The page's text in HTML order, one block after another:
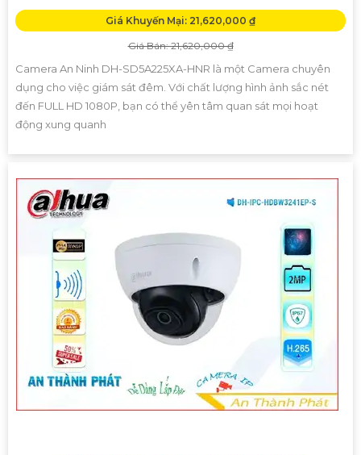
Giá Khuyến Mại: 21,620,000 ₫
Giá Bán: 21,620,000 ₫
Camera An Ninh DH-SD5A225XA-HNR là một Camera chuyên
dụng cho việc giám sát đêm. Với chất lượng hình ảnh sắc nét
đến FULL HD 1080P, bạn có thể yên tâm quan sát mọi hoạt
động xung quanh